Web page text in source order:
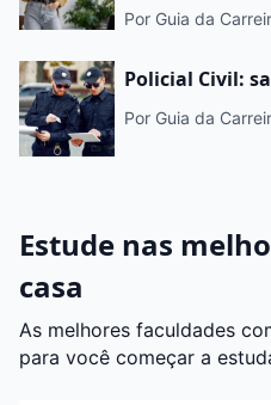
Por Guia da
Policial Civil:
Por Guia da
Estude nas
casa
As melhores faculdades
para você começar a